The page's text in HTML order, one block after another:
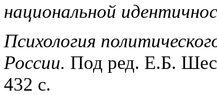
национальной
Психология
России. Под ред. Е.Б.
432 с.